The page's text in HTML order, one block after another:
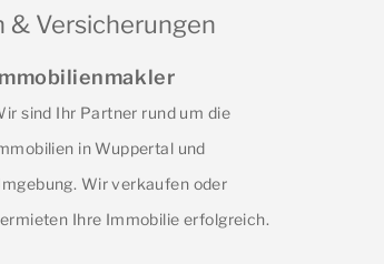
& Versicherungen
sind Ihr Partner rund um die
in Wuppertal und
Wir verkaufen oder
Ihre Immobilie erfolgreich.